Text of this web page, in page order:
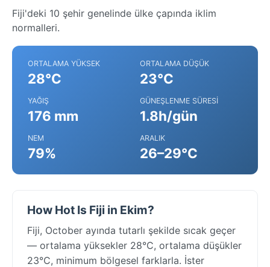
Fiji'deki 10 şehir genelinde ülke çapında iklim
normalleri.
ORTALAMA YÜKSEK
28°C
ORTALAMA DÜŞÜK
23°C
YAĞIŞ
176 mm
GÜNEŞLENME SÜRESI
1.8h/gün
NEM
79%
ARALIK
26–29°C
How Hot Is Fiji in Ekim?
Fiji, October ayında tutarlı şekilde sıcak geçer
— ortalama yüksekler 28°C, ortalama düşükler
23°C, minimum bölgesel farklarla. İster